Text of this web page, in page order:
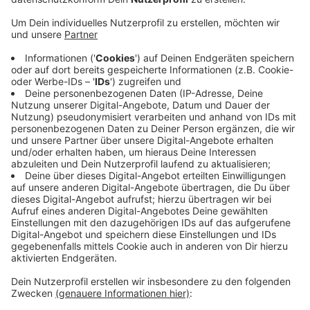
Anzeige
Grund ist eine versteckte Cannabisplantage unter der
Werkstatt des Angeklagten. Mit dem Verkauf der
Drogen wollte sich der 47-Jährige den Neubau der
Werkstatt finanzieren. Die mehr als 1.000 Pflanzen
wurden erst entdeckt, als seine Tochter sich bei der
Polizei meldete. Die noch Minderjährige soll bei der
Ernte und Pflege der Plantage habe helfen müssen
und war mitangeklagt. Sie kam in dem Prozess mit
einer Verwarnung davon.
Anzeige